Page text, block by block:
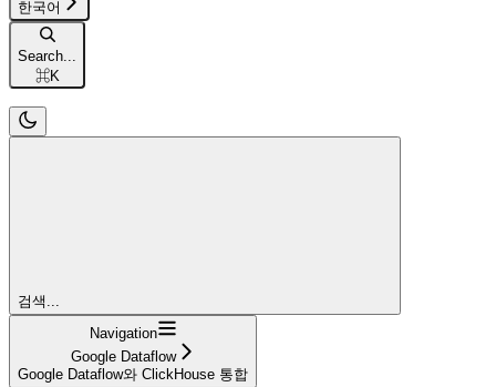
한국어
Search...
⌘K
검색...
Navigation
Google Dataflow
Google Dataflow와 ClickHouse 통합